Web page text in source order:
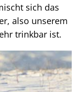
sich das
also unserem
trinkbar ist.